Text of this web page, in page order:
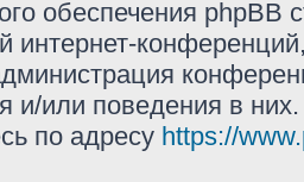
обеспечения phpBB
интернет-
и/или поведения в
по адресу https://